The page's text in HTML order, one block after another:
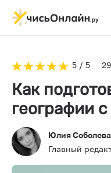
5 / 5
Как
географии
Юлия Соболева
Главный